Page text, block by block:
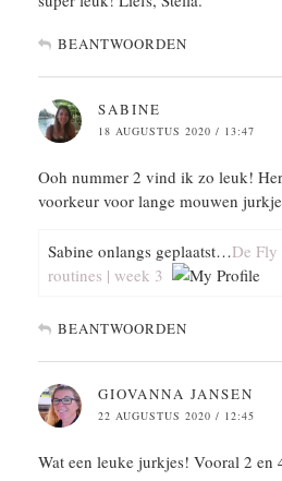
BEANTWOORDEN
SABINE
18 AUGUSTUS 2020 / 13:47
Ooh nummer 2 vind ik zo leuk!
voorkeur voor lange mouwen
Sabine onlangs geplaatst…De Fly
routines | week 3
BEANTWOORDEN
GIOVANNA JANSEN
22 AUGUSTUS 2020 / 12:45
Wat een leuke jurkjes! Vooral 2 en